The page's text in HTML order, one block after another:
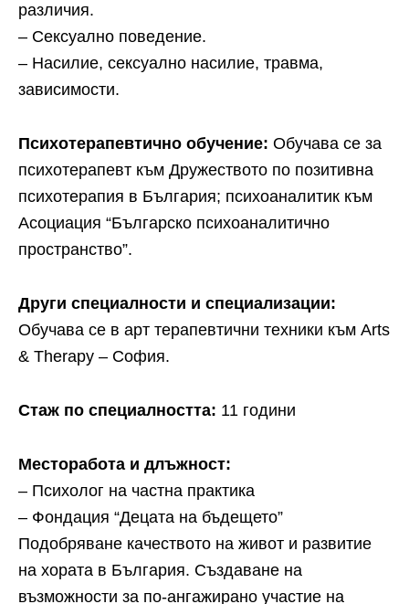
различия.
– Сексуално поведение.
– Насилие, сексуално насилие, травма,
зависимости.
Психотерапевтично обучение: Обучава се за
психотерапевт към Дружеството по позитивна
психотерапия в България; психоаналитик към
Асоциация “Българско психоаналитично
пространство”.
Други специалности и специализации:
Обучава се в арт терапевтични техники към Arts
& Therapy – София.
Стаж по специалността: 11 години
Месторабота и длъжност:
– Психолог на частна практика
– Фондация “Децата на бъдещето”
Подобряване качеството на живот и развитие
на хората в България. Създаване на
възможности за по-ангажирано участие на